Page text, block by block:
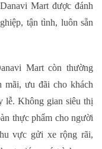
Mart được đánh
tận tình, luôn sẵn
Mart còn thường
mãi, ưu đãi cho khách
lễ. Không gian siêu thị
thực phẩm cho người
vực gửi xe rộng rãi,